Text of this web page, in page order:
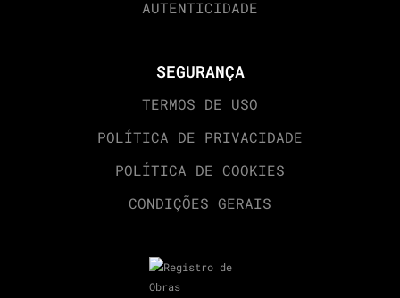
AUTENTICIDADE
SEGURANÇA
TERMOS DE USO
POLÍTICA DE PRIVACIDADE
POLÍTICA DE COOKIES
CONDIÇÕES GERAIS